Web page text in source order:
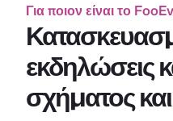
Για ποιον είναι το
εκδηλώσεις
σχήματος